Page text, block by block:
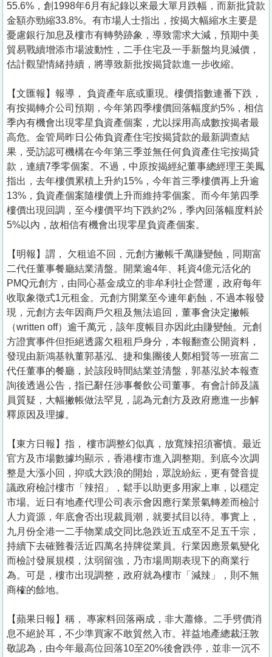
關
於
我
們
55.6%，創1998年6月有紀錄以來最大單月跌幅，而新批貸款
金額亦勁縮33.8%。有市場人士指出，按揭大幅縮水主要是
憂慮銀行加息及樓市有轉勢跡象，導致需求大減，預期中美
貿易戰續增添市場波動性，二手住宅及一手新盤均見減價，
估計觀望情緒持續，將導致新批按揭貸款進一步收縮。
【文匯報】報導， 負資產年底或重現。樓價指數連番下跌，
有按揭轉介公司預期，今年第四季樓價回落幅度約5%，相信
季內有機會出現零星負資產個案，尤以採用高成數按揭者最
高危。金管局昨日公佈負資產住宅按揭貸款的最新調查結
果，受訪認可機構在今年第三季並無任何負資產住宅按揭貸
款，連續7季零個案。不過，中原按揭經紀董事總經理王美鳳
指出，去年樓價累積上升約15%，今年首三季樓價再上升逾
13%，負資產個案隨樓價上升而維持零個案。而今年第四季
樓價出現回調，至今樓價平均下跌約2%，季內回落幅度料於
5%以內，故相信有機會出現零星負資產個案。
【明報】謂， 欠租追不回，元創方撇帳千萬賺變蝕，同期富
二代任董事餐廳結業清盤。開業逾4年、耗資4億元活化的
PMQ元創方，由同心基金成立的非牟利社企營運，政府每年
收取象徵式1元租金。元創方開業至今連年虧蝕，不過本報發
現，元創方去年因商戶欠租及無法追回，董事會決定撇帳
（written off）逾千萬元，該年度帳目亦因此由賺變蝕。元創
方證實事件但拒絕透露欠租租戶身分，本報翻查公開資料，
發現由新鴻基執董郭基泓、捷和集團後人鄭相賢等一班富二
代任董事的餐廳，於該段時間結業並清盤，郭基泓於本報查
詢後透過公告，指已辭任涉事餐飲公司董事。有會計師及議
員質疑，大幅撇帳做法罕見，認為元創方及政府應進一步解
釋原因及理據。
【東方日報】指， 樓市調整幻似真，放寬辣招須審慎。最近
官方及市場數據均顯示，香港樓市進入調整期。到底今次調
整是大漲小回，抑或大跌浪的開始，眾說紛紜，更有聲音提
議政府檢討樓市「辣招」，鬆手以助更多用家上車，以穩定
市場。近日有地產代理公司表示會因應行業景氣轉差而檢討
人力資源，年底會否出現裁員潮，就要拭目以待。事實上，
九月份全港一二手物業成交同比急跌近五成至不足五千宗，
持續下去確難養活近四萬名持牌從業員。行業因應景氣變化
而檢討發展規模，汰弱留強，乃市場周期表現下的商業行
為。可是，樓市出現調整，政府就為樓市「減辣」，則不無
商榷的餘地。
【蘋果日報】稱， 專家料回落兩成，非大蕭條。二手劈價消
息不絕於耳，不少準買家不敢貿然入市。祥益地產總裁汪敦
敬認為，由今年最高位回落10至20%後會跌停，並非一沉不